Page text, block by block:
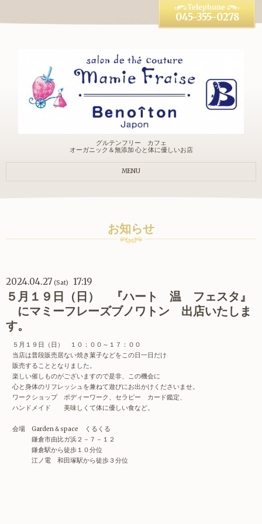
グルテンフリー カフェ
オーガニック＆無添加 心と体に優しいお店
045-355-0278
MENU
お知らせ
2024.04.27 (Sat) 17:19
５月１９日（日） 『ハート 温 フェスタ』
にマミーフレーズブノワトン 出店いたしま
す。
５月１９日（日） １０：００～１７：００
当店は普段販売居ない焼き菓子などをこの日一日だけ
販売することとなりました。
楽しい催しものがございますので是非、この機会に
心と身体のリフレッシュを兼ねて遊びにお出かけくださいませ。
ワークショップ ボディーワーク、セラピー カード鑑定、
ハンドメイド 美味しくて体に優しい食など。
会場 Garden＆space くるくる
鎌倉市由比ガ浜２－７－１２
鎌倉駅から徒歩１０分位
江ノ電 和田塚駅から徒歩３分位